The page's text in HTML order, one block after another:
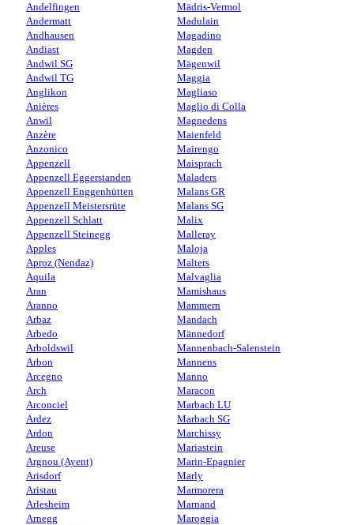
Andelfingen
Andermatt
Andhausen
Andiast
Andwil SG
Andwil TG
Anglikon
Anières
Anwil
Anzère
Anzonico
Appenzell
Appenzell Eggerstanden
Appenzell Enggenhütten
Appenzell Meistersrüte
Appenzell Schlatt
Appenzell Steinegg
Apples
Aproz (Nendaz)
Aquila
Aran
Aranno
Arbaz
Arbedo
Arboldswil
Arbon
Arcegno
Arch
Arconciel
Ardez
Ardon
Areuse
Argnou (Ayent)
Arisdorf
Aristau
Arlesheim
Arnegg
Mädris-Vermol
Madulain
Magadino
Magden
Mägenwil
Maggia
Magliaso
Maglio di Colla
Magnedens
Maienfeld
Mairengo
Maisprach
Maladers
Malans GR
Malans SG
Malix
Malleray
Maloja
Malters
Malvaglia
Mamishaus
Mammern
Mandach
Männedorf
Mannenbach-Salenstein
Mannens
Manno
Maracon
Marbach LU
Marbach SG
Marchissy
Mariastein
Marin-Epagnier
Marly
Marmorera
Marnand
Maroggia